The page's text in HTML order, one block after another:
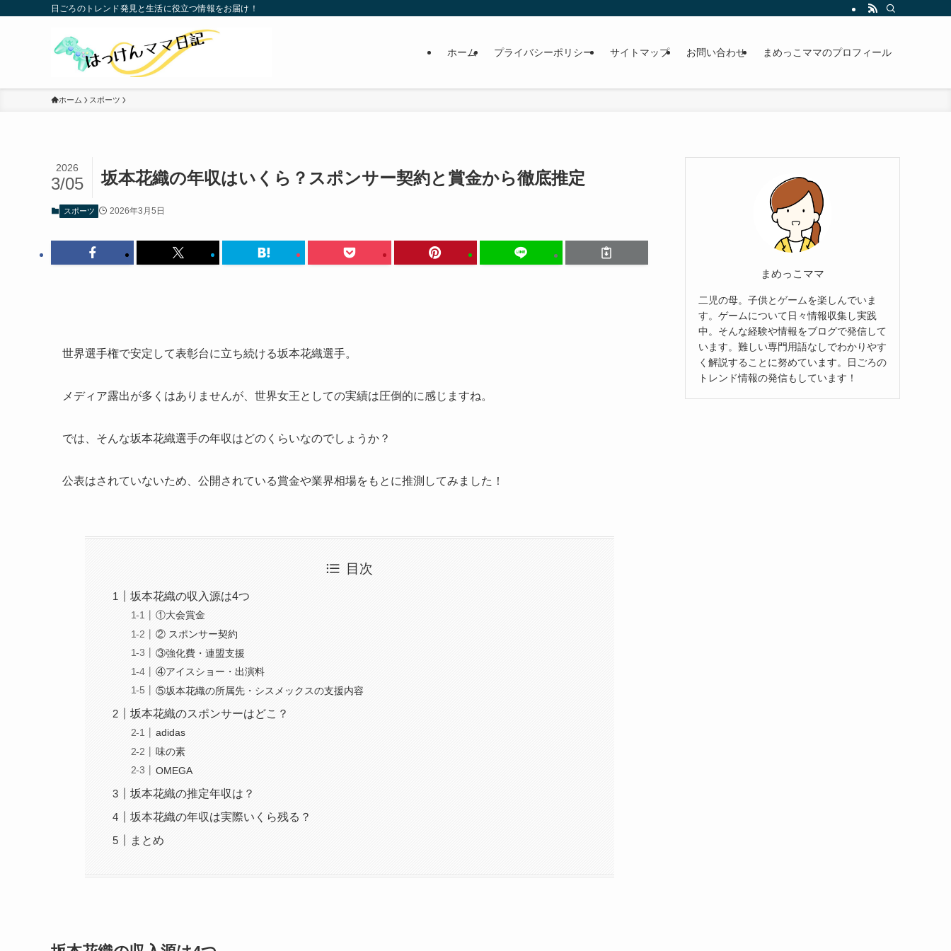
日ごろのトレンド発見と生活に役立つ情報をお届け！
ホーム プライバシーポリシー サイトマップ お問い合わせ まめっこママのプロフィール
ホーム スポーツ
坂本花織の年収はいくら？スポンサー契約と賞金から徹底推定
2026
3/05
スポーツ 2026年3月5日
世界選手権で安定して表彰台に立ち続ける坂本花織選手。
メディア露出が多くはありませんが、世界女王としての実績は圧倒的に感じますね。
では、そんな坂本花織選手の年収はどのくらいなのでしょうか？
公表はされていないため、公開されている賞金や業界相場をもとに推測してみました！
目次
坂本花織の収入源は4つ
①大会賞金
② スポンサー契約
③強化費・連盟支援
④アイスショー・出演料
⑤坂本花織の所属先・シスメックスの支援内容
坂本花織のスポンサーはどこ？
adidas
味の素
OMEGA
坂本花織の推定年収は？
坂本花織の年収は実際いくら残る？
まとめ
まめっこママ
二児の母。子供とゲームを楽しんでいま
す。ゲームについて日々情報収集し実践
中。そんな経験や情報をブログで発信して
います。難しい専門用語なしでわかりやす
く解説することに努めています。日ごろの
トレンド情報の発信もしています！